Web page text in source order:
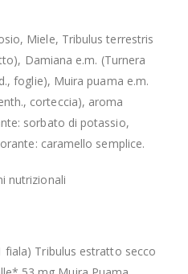
Miele, Tribulus terrestris
Damiana e.m. (Turnera
foglie), Muira puama e.m.
corteccia), aroma
sorbato di potassio,
caramello semplice.
nutrizionali
fiala) Tribulus estratto secco